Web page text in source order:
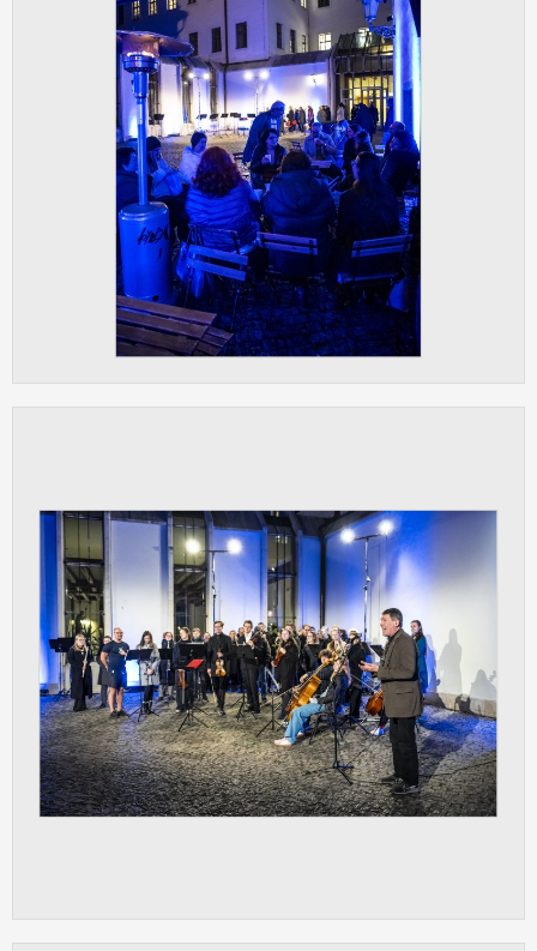
OSTATNÍ
Cookies, které aplikace nedokáže zařadit.
Naším cílem je, aby tato kategorie
zůstala prázdná a všechny cookies byly
přiřazeny do některé z kategorií
uvedených výše.